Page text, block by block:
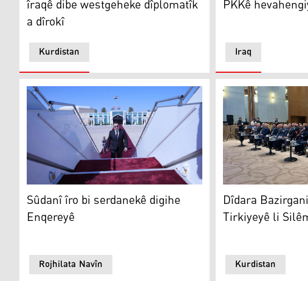
Kurdistan
îraqê dibe westgeheke dîplomatîk
a dîrokî
Iraq
PKKê
Sûdanî îro bi serdanekê digihe Enqereyê
Rojhilata Navîn
Sûdanî îro bi serdanekê digihe
Enqereyê
Dîdara
Kurdistan
Dîdara
Tirkiyeyê li